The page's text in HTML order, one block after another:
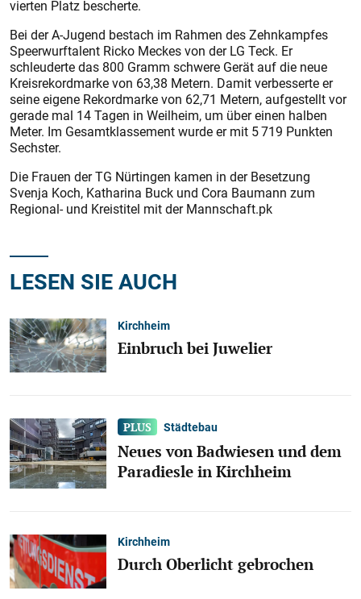
vierten Platz bescherte.
Bei der A-Jugend bestach im Rahmen des Zehnkampfes
Speerwurftalent Ricko Meckes von der LG Teck. Er
schleuderte das 800 Gramm schwere Gerät auf die neue
Kreisrekordmarke von 63,38 Metern. Damit verbesserte er
seine eigene Rekordmarke von 62,71 Metern, aufgestellt vor
gerade mal 14 Tagen in Weilheim, um über einen halben
Meter. Im Gesamtklassement wurde er mit 5 719 Punkten
Sechster.
Die Frauen der TG Nürtingen kamen in der Besetzung
Svenja Koch, Katharina Buck und Cora Baumann zum
Regional- und Kreistitel mit der Mannschaft.pk
LESEN SIE AUCH
Kirchheim
Einbruch bei Juwelier
Städtebau
Neues von Badwiesen und dem
Paradiesle in Kirchheim
Kirchheim
Durch Oberlicht gebrochen